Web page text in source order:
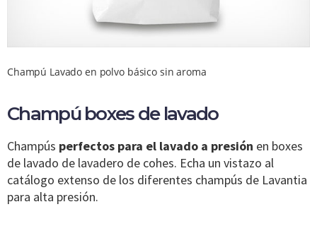
Champú Lavado en polvo básico sin aroma
Champú boxes de lavado
Champús perfectos para el lavado a presión en boxes
de lavado de lavadero de cohes. Echa un vistazo al
catálogo extenso de los diferentes champús de Lavantia
para alta presión.